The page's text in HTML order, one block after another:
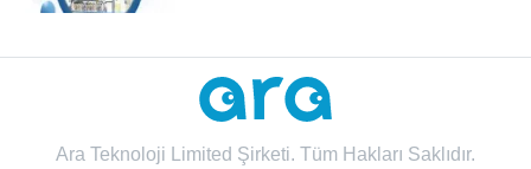
Ara Teknoloji Limited Şirketi. Tüm Hakları Saklıdır.